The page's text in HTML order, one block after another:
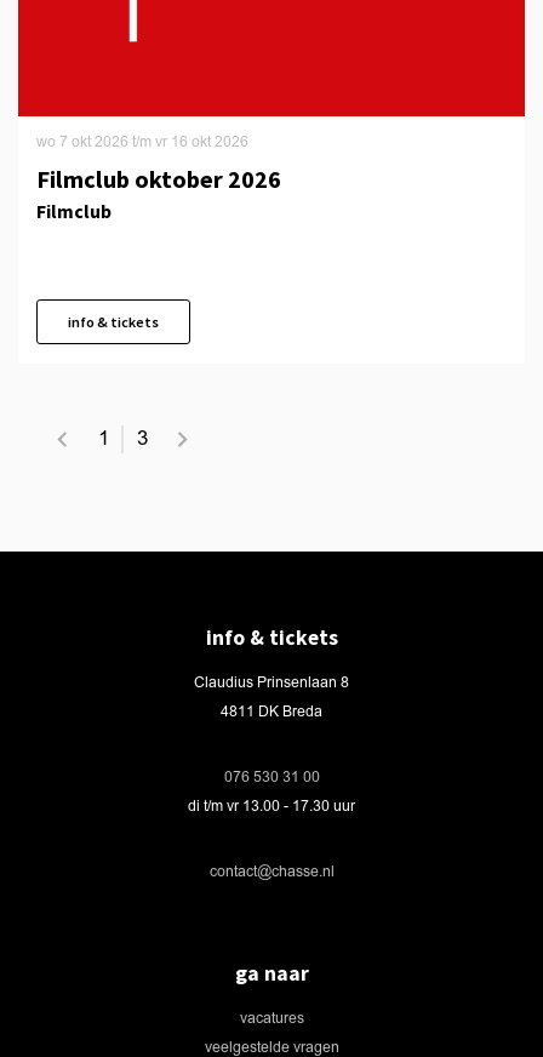
Filmclub oktober 2026
Filmclub
wo 7 okt 2026 t/m vr 16 okt 2026
info & tickets
1 3
info & tickets
Claudius Prinsenlaan 8
4811 DK Breda
076 530 31 00
di t/m vr 13.00 - 17.30 uur
contact@chasse.nl
ga naar
vacatures
veelgestelde vragen